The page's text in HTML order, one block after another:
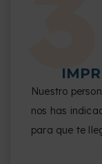
Nuestro
nos has
para que te